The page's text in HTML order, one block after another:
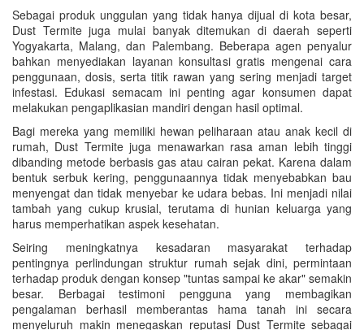
Sebagai produk unggulan yang tidak hanya dijual di kota besar,
Dust Termite juga mulai banyak ditemukan di daerah seperti
Yogyakarta, Malang, dan Palembang. Beberapa agen penyalur
bahkan menyediakan layanan konsultasi gratis mengenai cara
penggunaan, dosis, serta titik rawan yang sering menjadi target
infestasi. Edukasi semacam ini penting agar konsumen dapat
melakukan pengaplikasian mandiri dengan hasil optimal.
Bagi mereka yang memiliki hewan peliharaan atau anak kecil di
rumah, Dust Termite juga menawarkan rasa aman lebih tinggi
dibanding metode berbasis gas atau cairan pekat. Karena dalam
bentuk serbuk kering, penggunaannya tidak menyebabkan bau
menyengat dan tidak menyebar ke udara bebas. Ini menjadi nilai
tambah yang cukup krusial, terutama di hunian keluarga yang
harus memperhatikan aspek kesehatan.
Seiring meningkatnya kesadaran masyarakat terhadap
pentingnya perlindungan struktur rumah sejak dini, permintaan
terhadap produk dengan konsep "tuntas sampai ke akar" semakin
besar. Berbagai testimoni pengguna yang membagikan
pengalaman berhasil memberantas hama tanah ini secara
menyeluruh makin menegaskan reputasi Dust Termite sebagai